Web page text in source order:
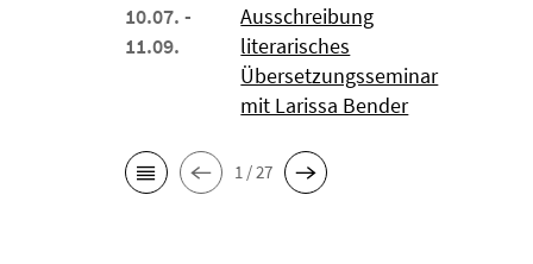
10.07. -
11.09.
Ausschreibung
literarisches
Übersetzungsseminar
mit Larissa Bender
1 / 27